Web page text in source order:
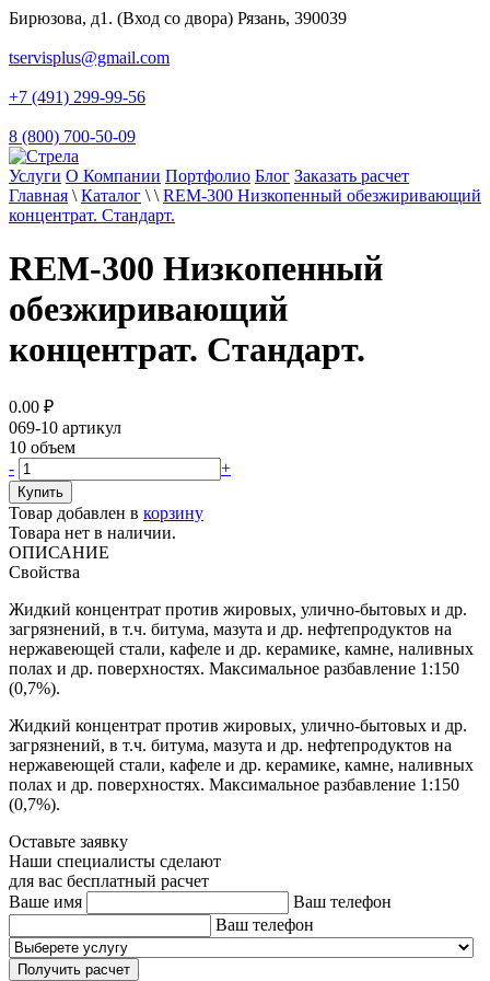
Бирюзова, д1. (Вход со двора) Рязань, 390039
tservisplus@gmail.com
+7 (491) 299-99-56
8 (800) 700-50-09
Услуги О Компании Портфолио Блог Заказать расчет
Главная \ Каталог \ \ REM-300 Низкопенный обезжиривающий
концентрат. Стандарт.
REM-300 Низкопенный
обезжиривающий
концентрат. Стандарт.
0.00 ₽
069-10 артикул
10 объем
-
+
Товар добавлен в корзину
Товара нет в наличии.
ОПИСАНИЕ
Свойства
Жидкий концентрат против жировых, улично-бытовых и др.
загрязнений, в т.ч. битума, мазута и др. нефтепродуктов на
нержавеющей стали, кафеле и др. керамике, камне, наливных
полах и др. поверхностях. Максимальное разбавление 1:150
(0,7%).
Жидкий концентрат против жировых, улично-бытовых и др.
загрязнений, в т.ч. битума, мазута и др. нефтепродуктов на
нержавеющей стали, кафеле и др. керамике, камне, наливных
полах и др. поверхностях. Максимальное разбавление 1:150
(0,7%).
Оставьте заявку
Наши специалисты сделают
для вас бесплатный расчет
Ваше имя
Ваш телефон
Ваш телефон